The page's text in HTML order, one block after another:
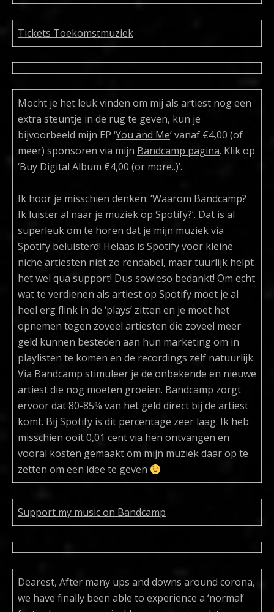
Tickets Toekomstmuziek
Mocht je het leuk vinden om mij als artiest nog een
extra steuntje in de rug te geven, kun je
bijvoorbeeld mijn EP ‘You and Me‘ vanaf €4,00 (of
meer) sponsoren via mijn Bandcamp pagina. Klik op
‘Buy Digital Album €4,00 (or more..)’.
Ik hoor je misschien denken: ‘Waarom Bandcamp?
Ik luister al naar je muziek op Spotify?’. Dat is al
superleuk om te horen dat je mijn muziek via
Spotify beluisterd! Helaas is Spotify voor kleine
niche artiesten niet zo rendabel, maar tuurlijk helpt
het wel qua support! Dus sowieso bedankt! Om echt
wat te verdienen als artiest op Spotify moet je al
heel erg flink in de ‘plays’ zitten en je moet het
opnemen tegen zoveel artiesten die zoveel meer
geld kunnen besteden aan hun marketing om in
playlisten te komen en de recordings zelf natuurlijk.
Via Bandcamp stimuleer je de onbekende en nieuwe
artiest die nog moeten groeien. Bandcamp zorgt
ervoor dat 80-85% van het geld direct bij de artiest
komt. Bij Spotify is dit percentage zeer laag. Ik heb
misschien ooit 0,01 cent via hen ontvangen en
vooral kosten gemaakt om mijn muziek daar op te
zetten om een idee te geven
Support my music on Bandcamp
Dearest, After many ups and downs around corona,
we have finally been able to experience a ‘normal’